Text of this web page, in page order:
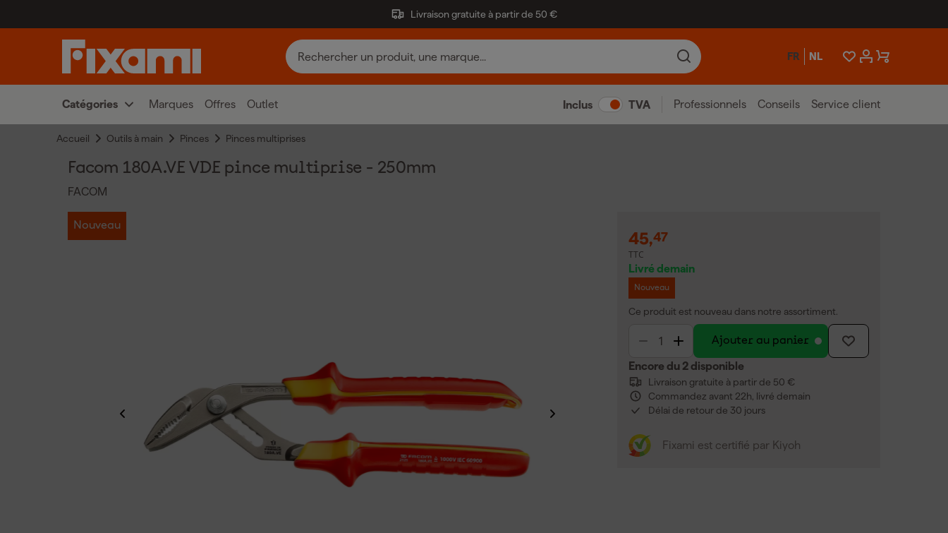
Livraison gratuite à partir de 50 €
FR NL
Catégories Marques Offres Outlet Inclus TVA Professionnels Conseils Service client
Accueil Outils à main Pinces Pinces multiprises
Facom 180A.VE VDE pince multiprise - 250mm
FACOM
Nouveau
45,47
TTC
Livré demain
Nouveau
Ce produit est nouveau dans notre assortiment.
Ajouter au panier
Encore du 2 disponible
Livraison gratuite à partir de 50 €
Commandez avant 22h, livré demain
Délai de retour de 30 jours
Fixami est certifié par Kiyoh